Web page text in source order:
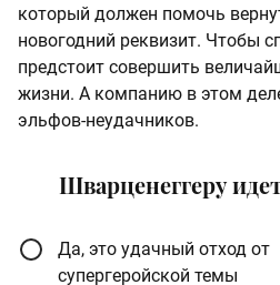
который должен помочь
новогодний реквизит. Чтобы
предстоит совершить
жизни. А компанию в этом
эльфов-неудачников.
Шварценеггеру
Да, это удачный отход от
супергеройской темы